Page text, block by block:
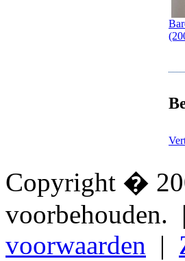
Copyright �
voorbehouden.
voorwaarden |